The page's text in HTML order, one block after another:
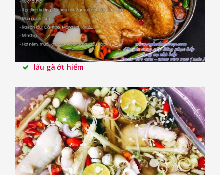
lẩu gà ớt hiểm